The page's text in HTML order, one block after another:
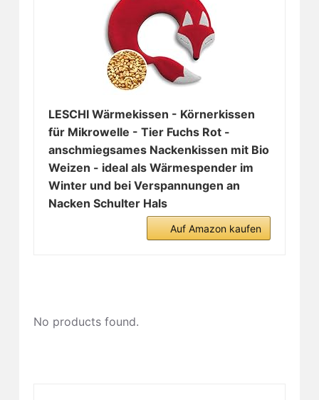
LESCHI Wärmekissen - Körnerkissen
für Mikrowelle - Tier Fuchs Rot -
anschmiegsames Nackenkissen mit Bio
Weizen - ideal als Wärmespender im
Winter und bei Verspannungen an
Nacken Schulter Hals
Auf Amazon kaufen
No products found.